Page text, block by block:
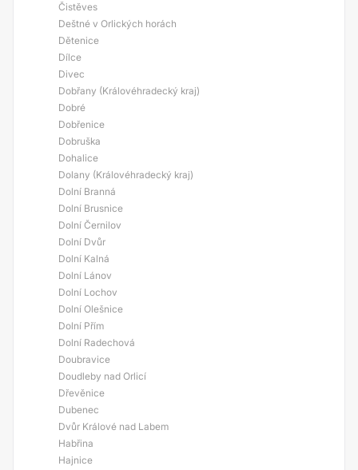
Čistěves
Deštné v Orlických horách
Dětenice
Dílce
Divec
Dobřany (Královéhradecký kraj)
Dobré
Dobřenice
Dobruška
Dohalice
Dolany (Královéhradecký kraj)
Dolní Branná
Dolní Brusnice
Dolní Černilov
Dolní Dvůr
Dolní Kalná
Dolní Lánov
Dolní Lochov
Dolní Olešnice
Dolní Přím
Dolní Radechová
Doubravice
Doudleby nad Orlicí
Dřevěnice
Dubenec
Dvůr Králové nad Labem
Habřina
Hajnice